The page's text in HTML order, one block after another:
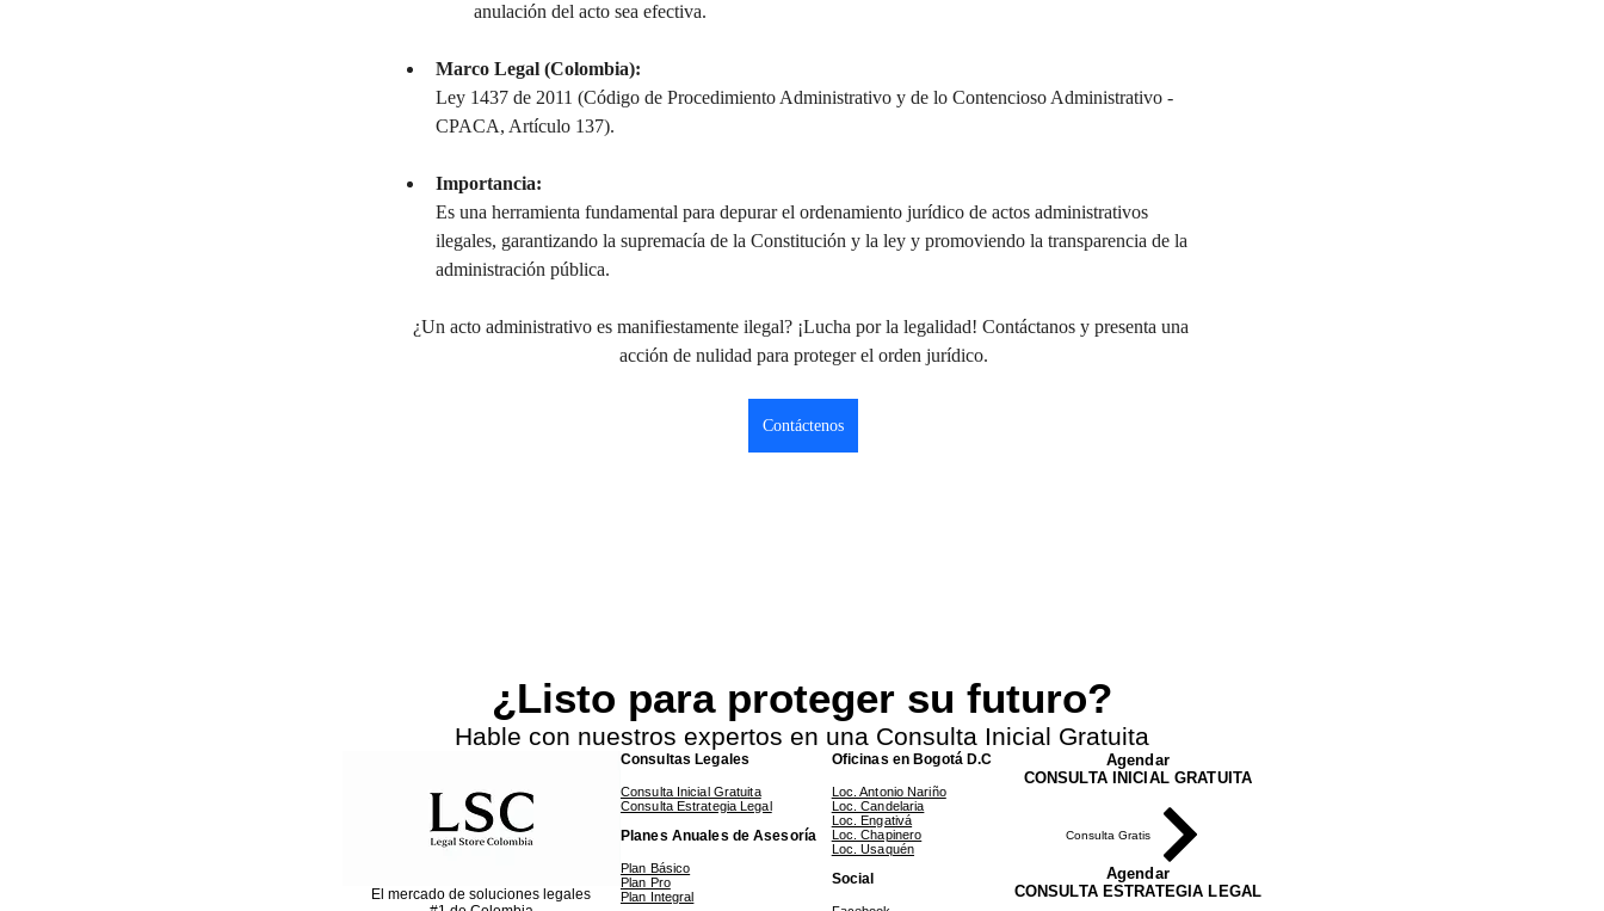
anulación del acto sea efectiva.
Marco Legal (Colombia):
Ley 1437 de 2011 (Código de Procedimiento Administrativo y de lo Contencioso Administrativo -
CPACA, Artículo 137).
Importancia:
Es una herramienta fundamental para depurar el ordenamiento jurídico de actos administrativos
ilegales, garantizando la supremacía de la Constitución y la ley y promoviendo la transparencia de la
administración pública.
¿Un acto administrativo es manifiestamente ilegal? ¡Lucha por la legalidad! Contáctanos y presenta una
acción de nulidad para proteger el orden jurídico.
Contáctenos
¿Listo para proteger su futuro?
Hable con nuestros expertos en una Consulta Inicial Gratuita
El mercado de soluciones legales
Consultas Legales
Consulta Inicial Gratuita
Consulta Estrategia Legal
Planes Anuales de Asesoría
Plan Básico
Plan Pro
Plan Integral
Oficinas en Bogotá D.C
Loc. Antonio Nariño
Loc. Candelaria
Loc. Engativá
Loc. Chapinero
Loc. Usaquén
Social
Agendar
CONSULTA INICIAL GRATUITA
Consulta Gratis
Agendar
CONSULTA ESTRATEGIA LEGAL